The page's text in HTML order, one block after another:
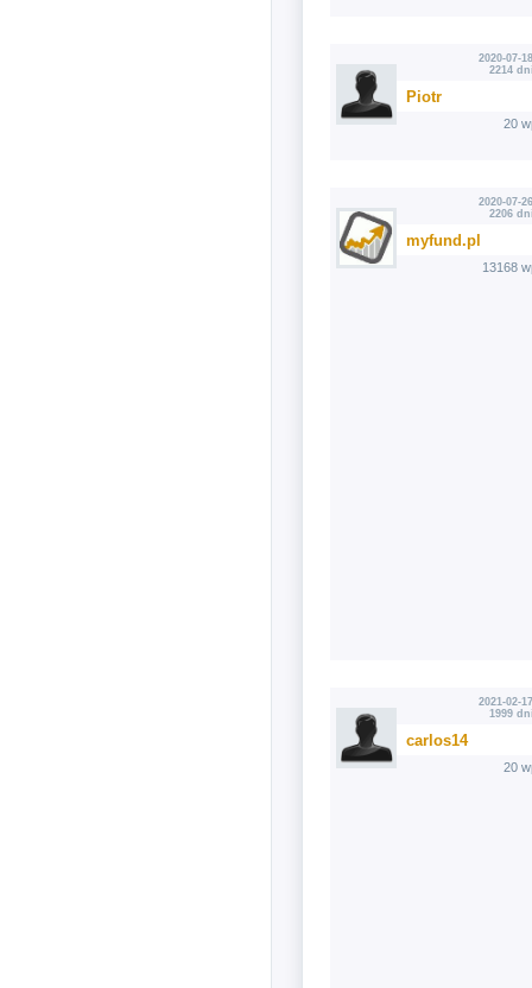
2020-07-
2214
Piotr
20
2020-07-
2206
myfund.pl
13168
2021-02-
1999
carlos14
20